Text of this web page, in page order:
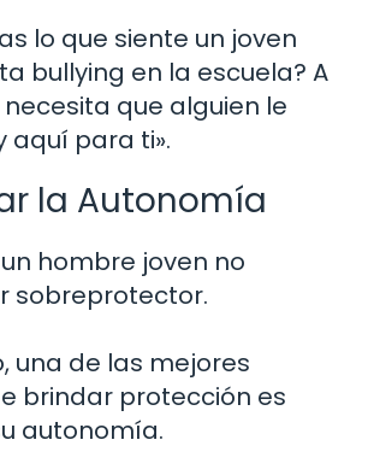
lo que siente un joven
bullying en la escuela? A
que alguien le
aquí para ti».
la Autonomía
hombre joven no
sobreprotector.
una de las mejores
brindar protección es
autonomía.